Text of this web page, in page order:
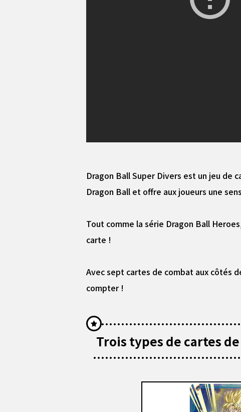
Dragon Ball Super Divers est un jeu de
Dragon Ball et offre aux joueurs une
Tout comme la série Dragon Ball
carte !
Avec sept cartes de combat aux côtés
compter !
Trois types de cartes